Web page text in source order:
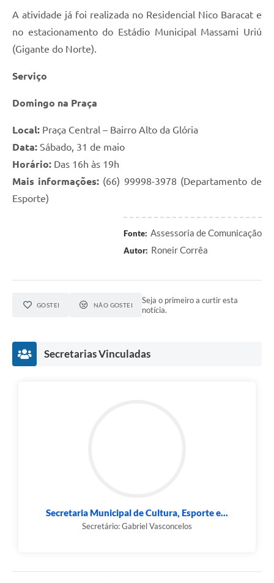
A atividade já foi realizada no Residencial Nico Baracat e
no estacionamento do Estádio Municipal Massami Uriú
(Gigante do Norte).
Serviço
Domingo na Praça
Local: Praça Central – Bairro Alto da Glória
Data: Sábado, 31 de maio
Horário: Das 16h às 19h
Mais informações: (66) 99998-3978 (Departamento de
Esporte)
Fonte: Assessoria de Comunicação
Autor: Roneir Corrêa
GOSTEI NÃO GOSTEI
Seja o primeiro a curtir esta
notícia.
Secretarias Vinculadas
Secretaria Municipal de Cultura, Esporte e...
Secretário: Gabriel Vasconcelos